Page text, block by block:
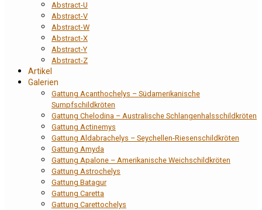
Abstract-U
Abstract-V
Abstract-W
Abstract-X
Abstract-Y
Abstract-Z
Artikel
Galerien
Gattung Acanthochelys – Südamerikanische
Sumpfschildkröten
Gattung Chelodina – Australische Schlangenhalsschildkröten
Gattung Actinemys
Gattung Aldabrachelys – Seychellen-Riesenschildkröten
Gattung Amyda
Gattung Apalone – Amerikanische Weichschildkröten
Gattung Astrochelys
Gattung Batagur
Gattung Caretta
Gattung Carettochelys